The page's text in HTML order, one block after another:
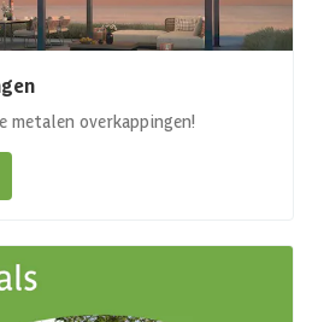
metalen overkappingen!